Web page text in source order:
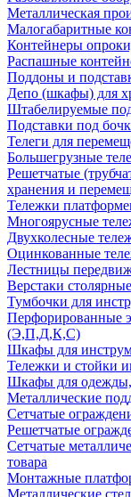
Металлическая
Малогабаритные
Контейнеры
Распашные
Поддоны и
Депо (шкафы) для
Штабелируемые
Подставки под
Телеги для
Большегрузные
Решетчатые
хранения и
Тележки
Многоярусные
Двухколесные
Оцинкованные
Лестницы
Верстаки
Тумбочки для
Перфорированные
(Э,П,Д,К,С)
Шкафы для
Тележки и стойки
Шкафы для одежды,
Металлические
Сетчатые
Решетчатые
Сетчатые
товара
Монтажные
Металлические